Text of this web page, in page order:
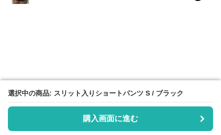
選択中の商品: スリット入りショートパンツ S / ブラック
購入画面に進む
選択中の商品: スリット入りショートパンツ S / ブラック
購入画面に進む